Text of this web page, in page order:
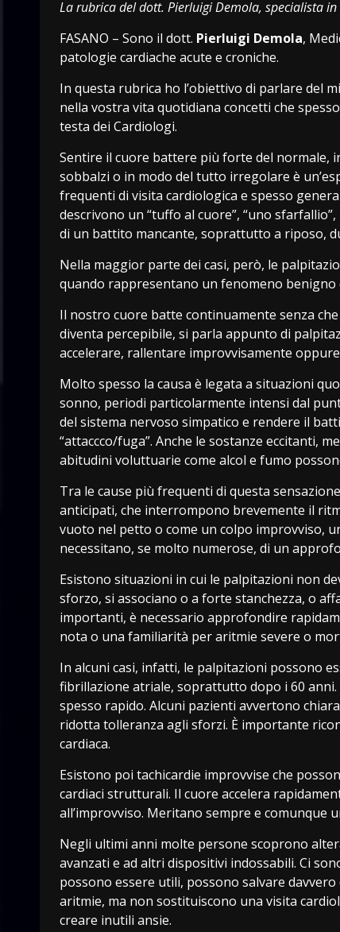
La rubrica del dott. Pierluigi Demola, specialista
FASANO – Sono il dott. Pierluigi Demola,
patologie cardiache acute e croniche.
In questa rubrica ho l’obiettivo di parlare del
nella vostra vita quotidiana concetti che
testa dei Cardiologi.
Sentire il cuore battere più forte del normale,
sobbalzi o in modo del tutto irregolare è
frequenti di visita cardiologica e spesso
descrivono un “tuffo al cuore”, “uno
di un battito mancante, soprattutto a riposo,
Nella maggior parte dei casi, però, le
quando rappresentano un fenomeno
Il nostro cuore batte continuamente senza
diventa percepibile, si parla appunto di
accelerare, rallentare improvvisamente
Molto spesso la causa è legata a situazioni
sonno, periodi particolarmente intensi dal
del sistema nervoso simpatico e rendere il
“attaccco/fuga”. Anche le sostanze eccitanti,
abitudini voluttuarie come alcol e fumo
Tra le cause più frequenti di questa
anticipati, che interrompono brevemente il
vuoto nel petto o come un colpo improvviso,
necessitano, se molto numerose, di un
Esistono situazioni in cui le palpitazioni non
sforzo, si associano o a forte stanchezza, o
importanti, è necessario approfondire
nota o una familiarità per aritmie severe o
In alcuni casi, infatti, le palpitazioni possono
fibrillazione atriale, soprattutto dopo i 60
spesso rapido. Alcuni pazienti avvertono
ridotta tolleranza agli sforzi. È importante
cardiaca.
Esistono poi tachicardie improvvise che
cardiaci strutturali. Il cuore accelera
all’improvviso. Meritano sempre e comunque
Negli ultimi anni molte persone scoprono
avanzati e ad altri dispositivi indossabili. Ci
possono essere utili, possono salvare
aritmie, ma non sostituiscono una visita
creare inutili ansie.